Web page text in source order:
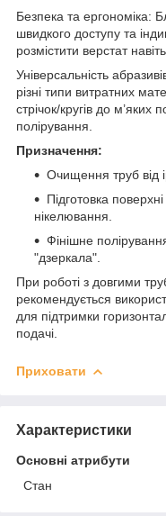
Безпека та ергономіка:
швидкого доступу та
розмістити верстат
Універсальність
різні типи витратних
стрічок/кругів до
полірування.
Призначення:
Очищення труб від
Підготовка
нікелювання.
Фінішне
"дзеркала".
При роботі з довгими
рекомендується
для підтримки
подачі.
Приховати
Характеристики
Основні атрибути
Стан